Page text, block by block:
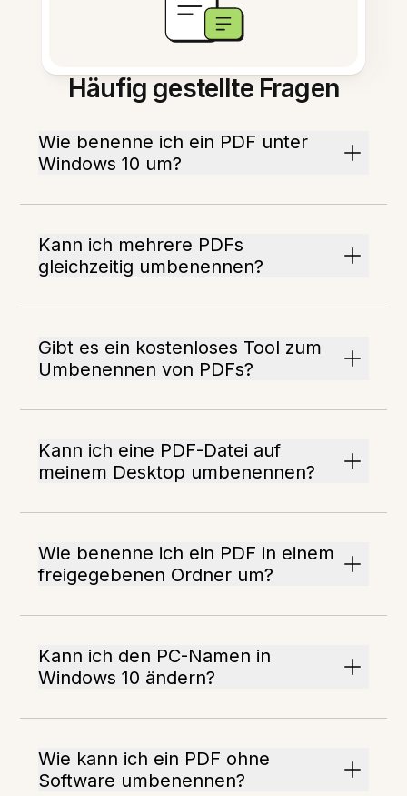
Häufig gestellte Fragen
Wie benenne ich ein PDF unter
Windows 10 um?
Kann ich mehrere PDFs
gleichzeitig umbenennen?
Gibt es ein kostenloses Tool zum
Umbenennen von PDFs?
Kann ich eine PDF-Datei auf
meinem Desktop umbenennen?
Wie benenne ich ein PDF in einem
freigegebenen Ordner um?
Kann ich den PC-Namen in
Windows 10 ändern?
Wie kann ich ein PDF ohne
Software umbenennen?